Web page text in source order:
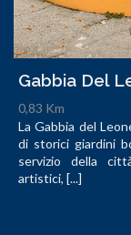
Gabbia Del
0,83 Km
La Gabbia del
di storici giardini
servizio della
artistici, [...]